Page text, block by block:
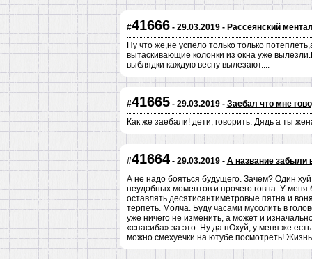
#41666- 29.03.2019 - Рассеянский
Ну что же,не успело только только
вытаскивающие колонки из окна уже
выблядки каждую весну вылезают....
#41665- 29.03.2019 - Заебал что мне
Как же заебали! дети, говорить. Дядь а ты
#41664- 29.03.2019 - А название забыли
А не надо бояться будущего. Зачем? Один
неудобных моментов и прочего говна. У
оставлять десятисантиметровые пятна и
терпеть. Молча. Буду часами мусолить в
уже ничего не изменить, а может и
«спасиба» за это. Ну да пОхуй, у меня же
можно смехуечки на ютубе посмотреть!